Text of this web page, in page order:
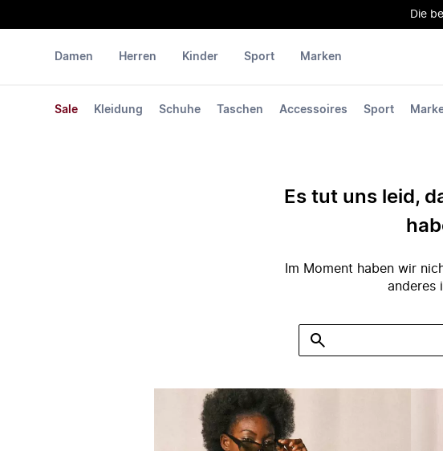
Die
Damen
Sale Kleidung Schuhe Taschen Accessoires Sport
Herren Kinder Sport Marken
Es tut uns leid,
Im Moment haben wir
anderes